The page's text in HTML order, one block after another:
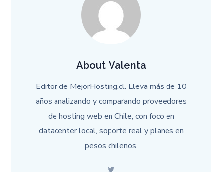
About Valenta
Editor de MejorHosting.cl. Lleva más de 10
años analizando y comparando proveedores
de hosting web en Chile, con foco en
datacenter local, soporte real y planes en
pesos chilenos.